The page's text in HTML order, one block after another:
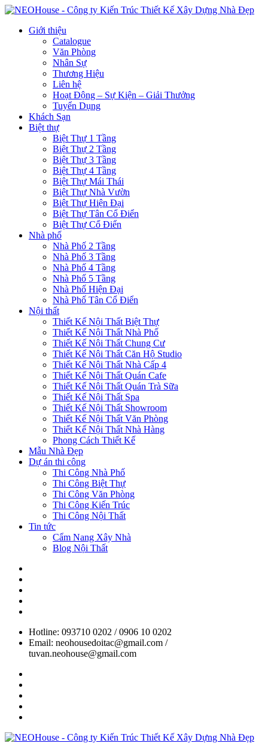
Giới thiệu
Catalogue
Văn Phòng
Nhân Sự
Thương Hiệu
Liên hệ
Hoạt Động – Sự Kiện – Giải Thưởng
Tuyển Dụng
Khách Sạn
Biệt thự
Biệt Thự 1 Tầng
Biệt Thự 2 Tầng
Biệt Thự 3 Tầng
Biệt Thự 4 Tầng
Biệt Thự Mái Thái
Biệt Thự Nhà Vườn
Biệt Thự Hiện Đại
Biệt Thự Tân Cổ Điển
Biệt Thự Cổ Điển
Nhà phố
Nhà Phố 2 Tầng
Nhà Phố 3 Tầng
Nhà Phố 4 Tầng
Nhà Phố 5 Tầng
Nhà Phố Hiện Đại
Nhà Phố Tân Cổ Điển
Nội thất
Thiết Kế Nội Thất Biệt Thự
Thiết Kế Nội Thất Nhà Phố
Thiết Kế Nội Thất Chung Cư
Thiết Kế Nội Thất Căn Hộ Studio
Thiết Kế Nội Thất Nhà Cấp 4
Thiết Kế Nội Thất Quán Cafe
Thiết Kế Nội Thất Quán Trà Sữa
Thiết Kế Nội Thất Spa
Thiết Kế Nội Thất Showroom
Thiết Kế Nội Thất Văn Phòng
Thiết Kế Nội Thất Nhà Hàng
Phong Cách Thiết Kế
Mẫu Nhà Đẹp
Dự án thi công
Thi Công Nhà Phố
Thi Công Biệt Thự
Thi Công Văn Phòng
Thi Công Kiến Trúc
Thi Công Nội Thất
Tin tức
Cẩm Nang Xây Nhà
Blog Nội Thất
Hotline: 093710 0202 / 0906 10 0202
Email: neohousedoitac@gmail.com /
tuvan.neohouse@gmail.com